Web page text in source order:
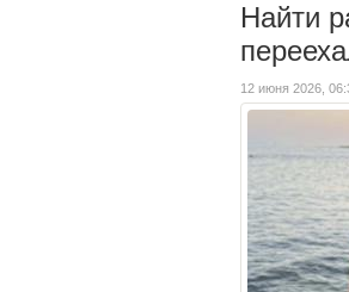
Найти
12 июня 2026,